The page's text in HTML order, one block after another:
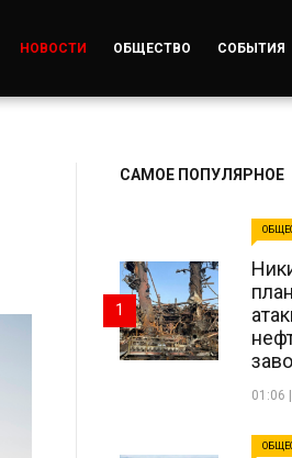
НОВОСТИ ОБЩЕСТВО СОБЫТИЯ
САМОЕ ПОПУЛЯРНОЕ
01:06
1